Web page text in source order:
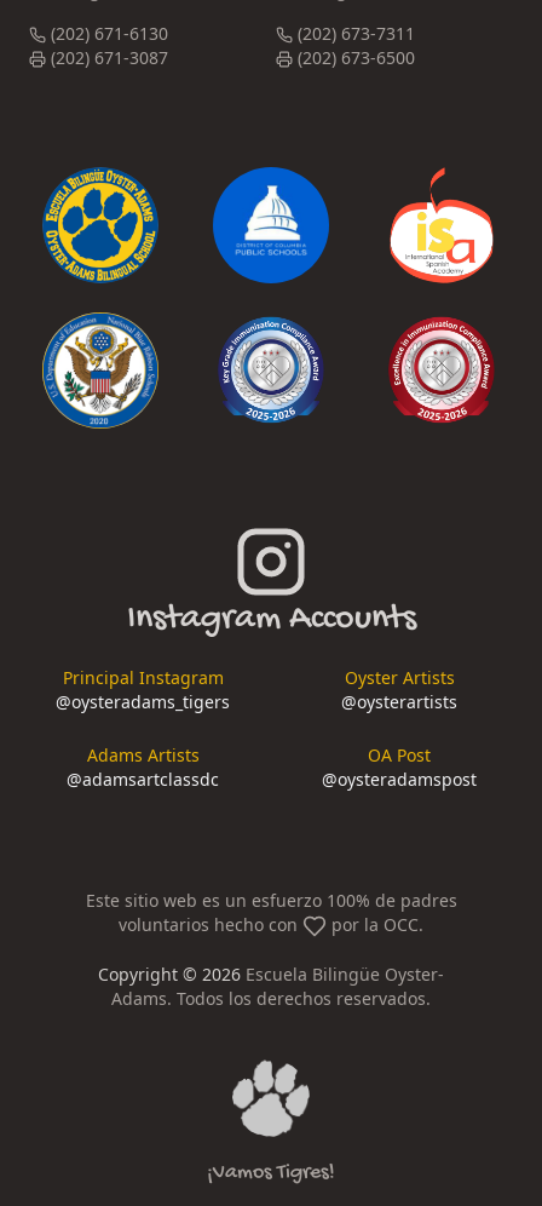
(202) 671-6130
(202) 671-3087
(202) 673-7311
(202) 673-6500
Instagram Accounts
Principal Instagram
@oysteradams_tigers
Oyster Artists
@oysterartists
Adams Artists
@adamsartclassdc
OA Post
@oysteradamspost
Este sitio web es un esfuerzo 100% de padres
voluntarios hecho con
por la OCC.
Copyright © 2026 Escuela Bilingüe Oyster-
Adams. Todos los derechos reservados.
¡Vamos Tigres!